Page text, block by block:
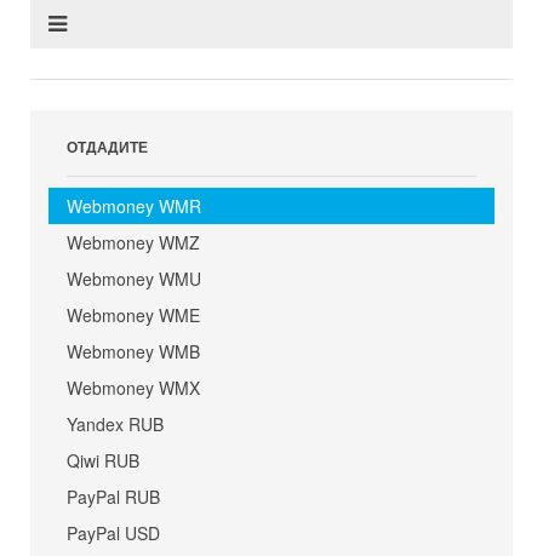
ОТДАДИТЕ
Webmoney WMR
Webmoney WMZ
Webmoney WMU
Webmoney WME
Webmoney WMB
Webmoney WMX
Yandex RUB
Qiwi RUB
PayPal RUB
PayPal USD